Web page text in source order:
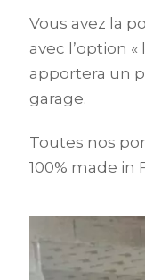
Vous avez la
avec l’option «
apportera un
garage.
Toutes nos
100% made in